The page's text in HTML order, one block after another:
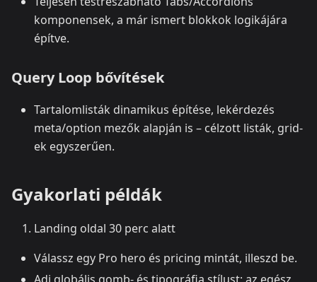
komponensek, a már ismert blokkok logikájára
építve.
Query Loop bővítések
Tartalomlisták dinamikus építése, lekérdezés
meta/option mezők alapján is – célzott listák, grid-
ek egyszerűen.
Gyakorlati példák
Landing oldal 30 perc alatt
Válassz egy Pro hero és pricing mintát, illeszd be.